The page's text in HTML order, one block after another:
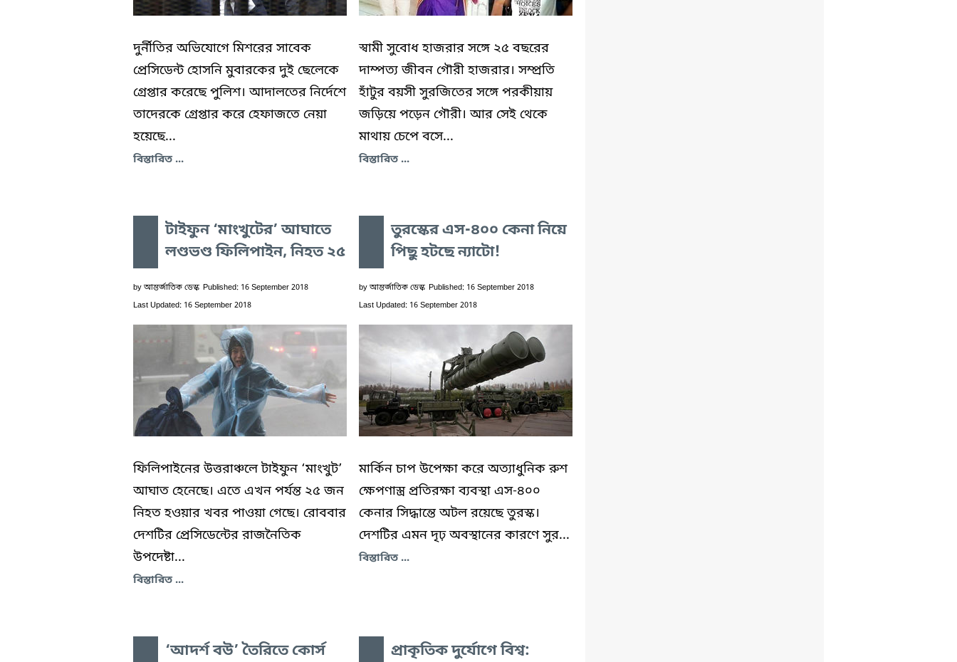
দুর্নীতির অভিযোগে মিশরের সাবেক
প্রেসিডেন্ট হোসনি মুবারকের দুই ছেলেকে
গ্রেপ্তার করেছে পুলিশ। আদালতের নির্দেশে
তাদেরকে গ্রেপ্তার করে হেফাজতে নেয়া
হয়েছে...
বিস্তারিত ...
স্বামী সুবোধ হাজরার সঙ্গে ২৫ বছরের
দাম্পত্য জীবন গৌরী হাজরার। সম্প্রতি
হাঁটুর বয়সী সুরজিতের সঙ্গে পরকীয়ায়
জড়িয়ে পড়েন গৌরী। আর সেই থেকে
মাথায় চেপে বসে...
বিস্তারিত ...
টাইফুন ‘মাংখুটের’ আঘাতে
লণ্ডভণ্ড ফিলিপাইন, নিহত ২৫
by আন্তর্জাতিক ডেস্ক Published: 16 September 2018
Last Updated: 16 September 2018
ফিলিপাইনের উত্তরাঞ্চলে টাইফুন ‘মাংখুট’
আঘাত হেনেছে। এতে এখন পর্যন্ত ২৫ জন
নিহত হওয়ার খবর পাওয়া গেছে। রোববার
দেশটির প্রেসিডেন্টের রাজনৈতিক
উপদেষ্টা...
বিস্তারিত ...
তুরস্কের এস-৪০০ কেনা নিয়ে
পিছু হটছে ন্যাটো!
by আন্তর্জাতিক ডেস্ক Published: 16 September 2018
Last Updated: 16 September 2018
মার্কিন চাপ উপেক্ষা করে অত্যাধুনিক রুশ
ক্ষেপণাস্ত্র প্রতিরক্ষা ব্যবস্থা এস-৪০০
কেনার সিদ্ধান্তে অটল রয়েছে তুরস্ক।
দেশটির এমন দৃঢ় অবস্থানের কারণে সুর...
বিস্তারিত ...
‘আদর্শ বউ’ তৈরিতে কোর্স
প্রাকৃতিক দুর্যোগে বিশ্ব: